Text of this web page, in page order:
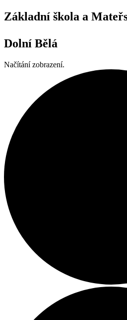
Základní škola a
Dolní Bělá
Načítání zobrazení.